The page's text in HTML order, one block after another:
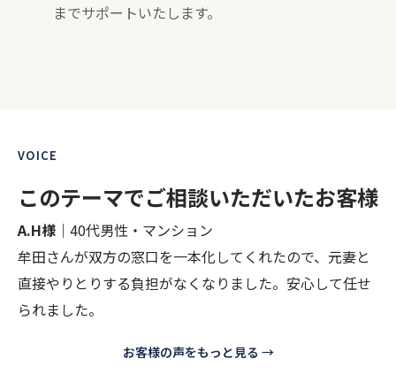
までサポートいたします。
VOICE
このテーマでご相談いただいたお客様
A.H様 ｜40代男性・マンション
牟田さんが双方の窓口を一本化してくれたので、元妻と
直接やりとりする負担がなくなりました。安心して任せ
られました。
お客様の声をもっと見る →